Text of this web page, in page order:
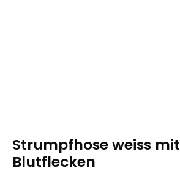
Strumpfhose weiss mit
Blutflecken